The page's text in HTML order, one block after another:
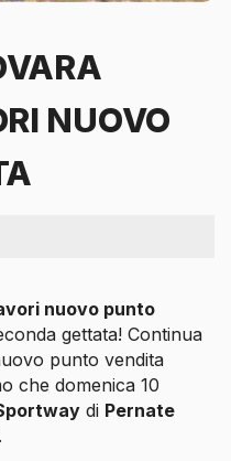
NUOVO
nuovo punto
gettata! Continua
punto vendita
che domenica 10
di Pernate
.